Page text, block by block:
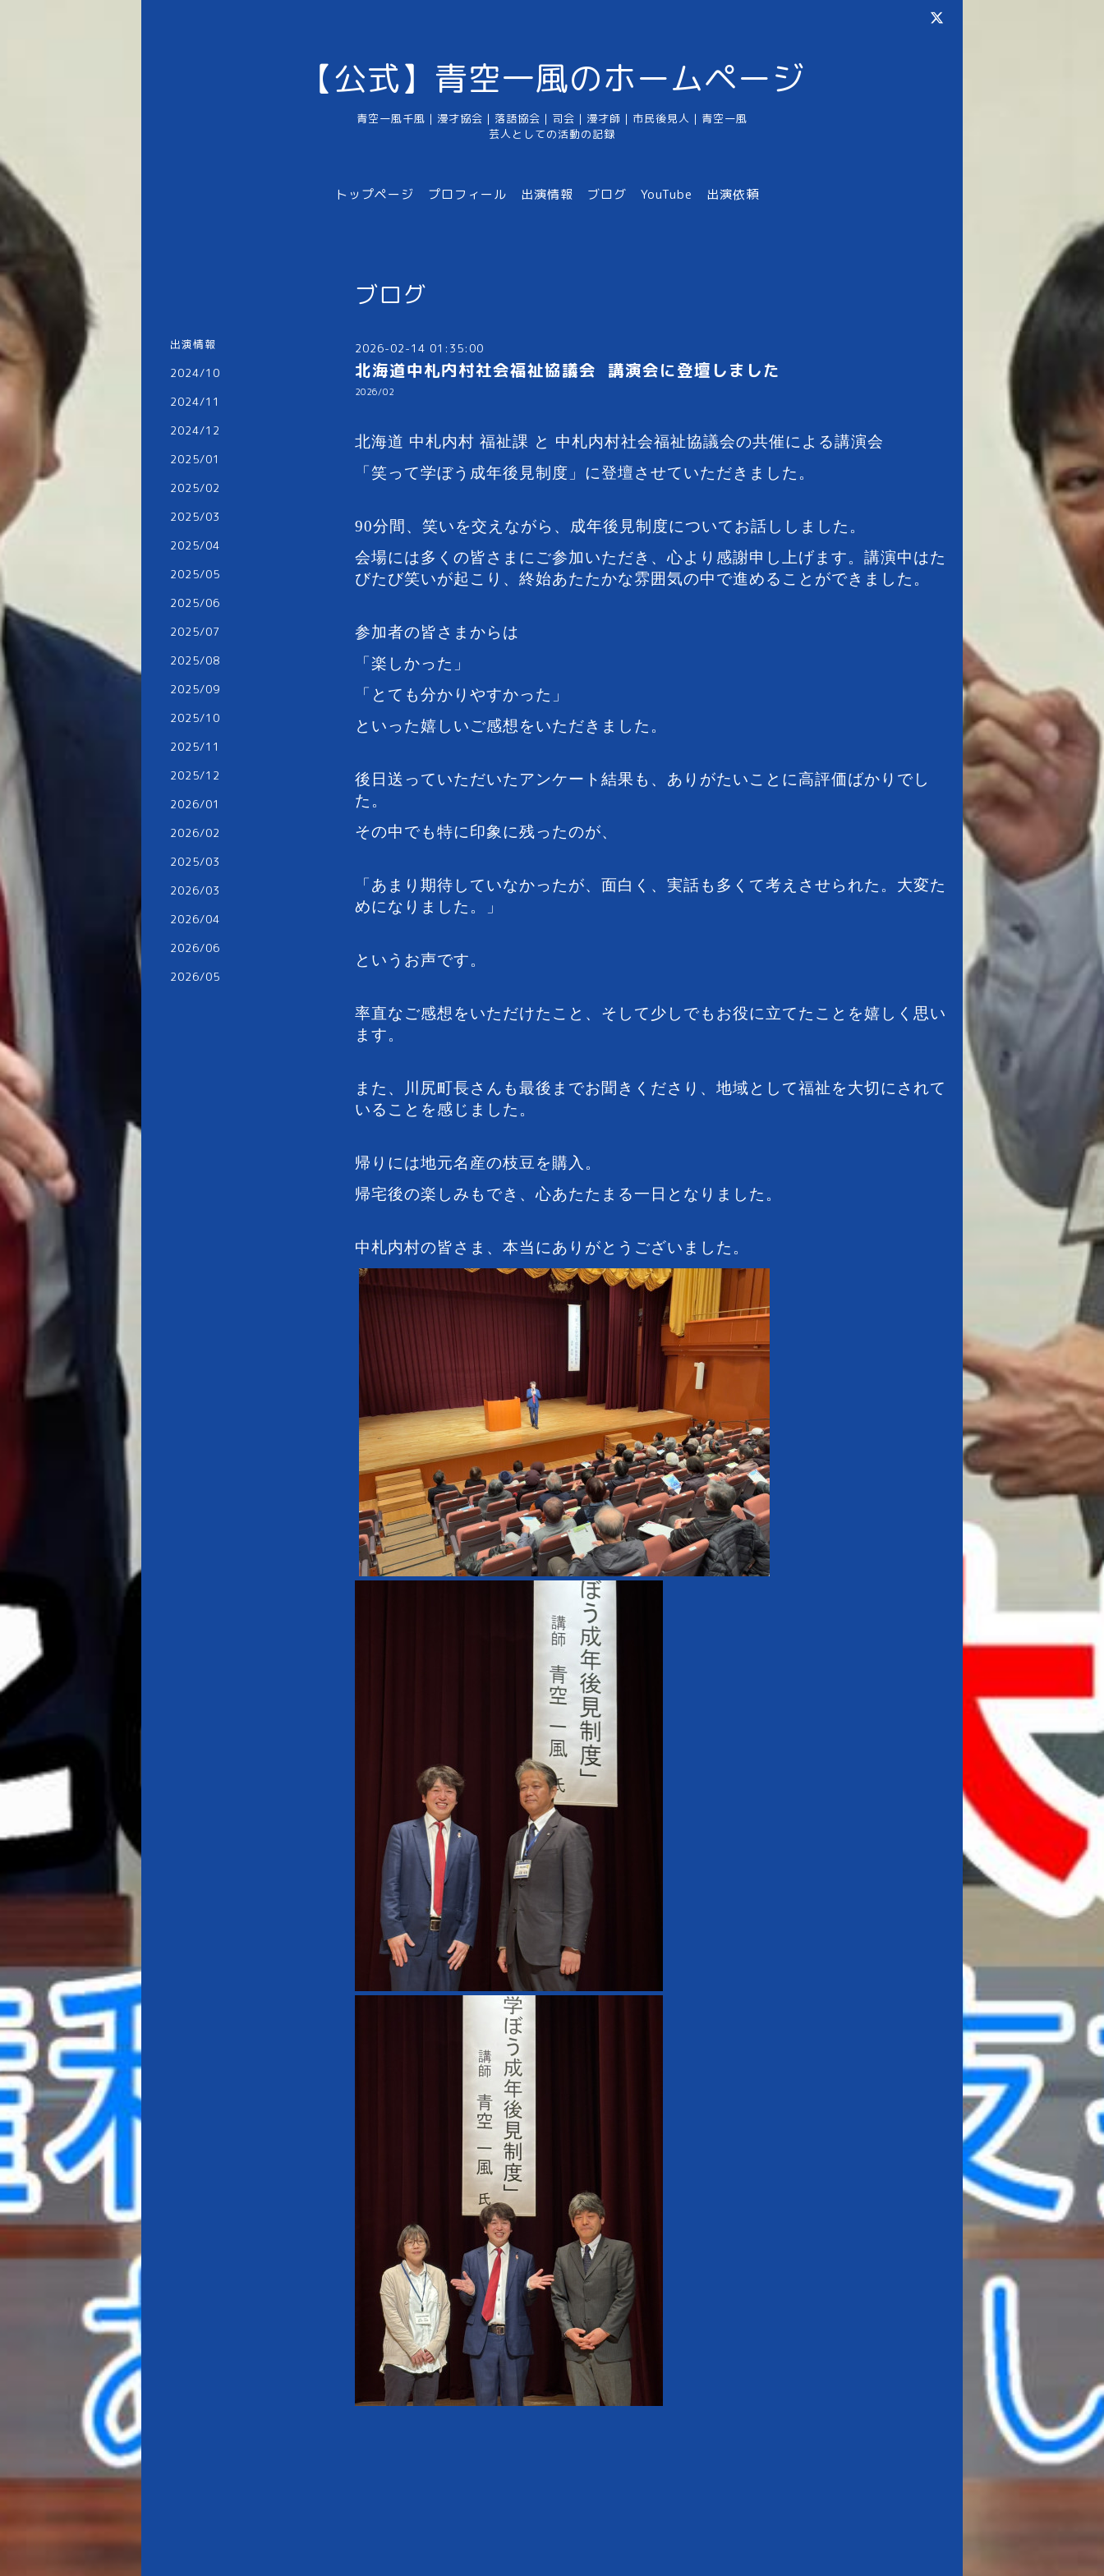
【公式】青空一風のホームページ
青空一風千風｜漫才協会｜落語協会｜司会｜漫才師｜市民後見人｜青空一風
芸人としての活動の記録
トップページ プロフィール 出演情報 ブログ YouTube 出演依頼
ブログ
2026-02-14 01:35:00
北海道中札内村社会福祉協議会 講演会に登壇しました
2026/02
北海道 中札内村 福祉課 と 中札内村社会福祉協議会の共催による講演会
「笑って学ぼう成年後見制度」に登壇させていただきました。
90分間、笑いを交えながら、成年後見制度についてお話ししました。
会場には多くの皆さまにご参加いただき、心より感謝申し上げます。講演中はた
びたび笑いが起こり、終始あたたかな雰囲気の中で進めることができました。
参加者の皆さまからは
「楽しかった」
「とても分かりやすかった」
といった嬉しいご感想をいただきました。
後日送っていただいたアンケート結果も、ありがたいことに高評価ばかりでし
た。
その中でも特に印象に残ったのが、
「あまり期待していなかったが、面白く、実話も多くて考えさせられた。大変た
めになりました。」
というお声です。
率直なご感想をいただけたこと、そして少しでもお役に立てたことを嬉しく思い
ます。
また、川尻町長さんも最後までお聞きくださり、地域として福祉を大切にされて
いることを感じました。
帰りには地元名産の枝豆を購入。
帰宅後の楽しみもでき、心あたたまる一日となりました。
中札内村の皆さま、本当にありがとうございました。
出演情報
2024/10
2024/11
2024/12
2025/01
2025/02
2025/03
2025/04
2025/05
2025/06
2025/07
2025/08
2025/09
2025/10
2025/11
2025/12
2026/01
2026/02
2025/03
2026/03
2026/04
2026/06
2026/05